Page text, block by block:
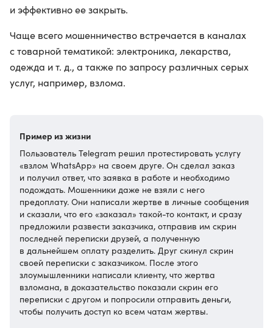
и эффективно ее закрыть.
Чаще всего мошенничество встречается в каналах
с товарной тематикой: электроника, лекарства,
одежда и т. д., а также по запросу различных серых
услуг, например, взлома.
Пример из жизни
Пользователь Telegram решил протестировать услугу
«взлом WhatsApp» на своем друге. Он сделал заказ
и получил ответ, что заявка в работе и необходимо
подождать. Мошенники даже не взяли с него
предоплату. Они написали жертве в личные сообщения
и сказали, что его «заказал» такой-то контакт, и сразу
предложили развести заказчика, отправив им скрин
последней переписки друзей, а полученную
в дальнейшем оплату разделить. Друг скинул скрин
своей переписки с заказчиком. После этого
злоумышленники написали клиенту, что жертва
взломана, в доказательство показали скрин его
переписки с другом и попросили отправить деньги,
чтобы получить доступ ко всем чатам жертвы.